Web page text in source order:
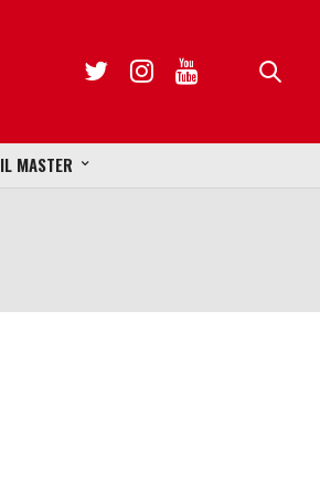
IL MASTER